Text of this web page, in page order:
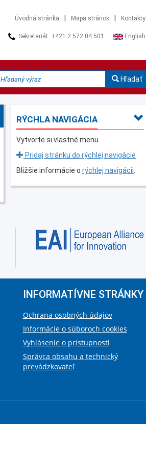
Úvodná stránka Mapa stránok Kontakty
Sekretariát: +421 2 572 04 501 English
Hľadať
RÝCHLA NAVIGÁCIA
Vytvorte si vlastné menu
Pridaj stránku do rýchlej navigácie
Bližšie informácie o rýchlej navigácii
INFORMATÍVNE STRÁNKY
Ochrana osobných údajov
Informácie o súboroch cookies
Vyhlásenie o prístupnosti
Správca obsahu a technický
prevádzkovateľ